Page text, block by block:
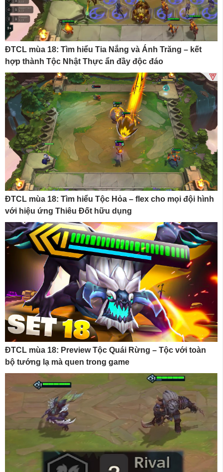
ĐTCL mùa 18: Tìm hiểu Tia Nắng và Ánh Trăng – kết
hợp thành Tộc Nhật Thực ẩn đầy độc đáo
ĐTCL mùa 18: Tìm hiểu Tộc Hỏa – flex cho mọi đội hình
với hiệu ứng Thiêu Đốt hữu dụng
ĐTCL mùa 18: Preview Tộc Quái Rừng – Tộc với toàn
bộ tướng lạ mà quen trong game